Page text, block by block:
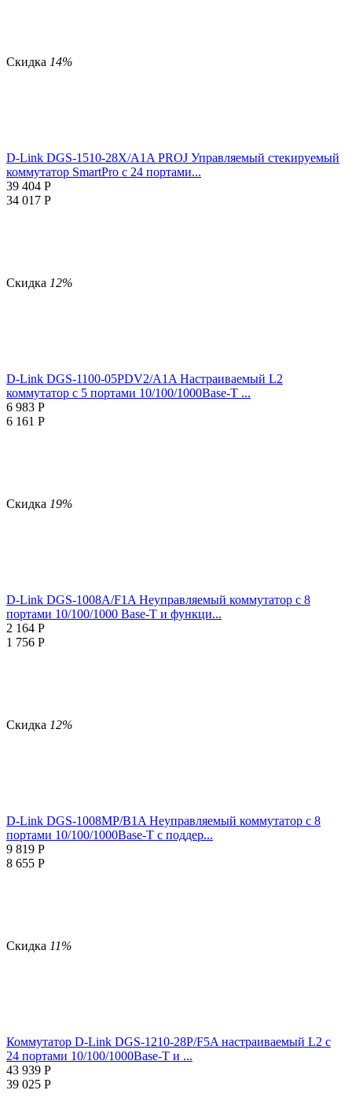
Скидка 14%
D-Link DGS-1510-28X/A1A PROJ Управляемый стекируемый
коммутатор SmartPro с 24 портами...
39 404 Р
34 017 Р
Скидка 12%
D-Link DGS-1100-05PDV2/A1A Настраиваемый L2
коммутатор с 5 портами 10/100/1000Base-T ...
6 983 Р
6 161 Р
Скидка 19%
D-Link DGS-1008A/F1A Неуправляемый коммутатор с 8
портами 10/100/1000 Base-T и функци...
2 164 Р
1 756 Р
Скидка 12%
D-Link DGS-1008MP/B1A Неуправляемый коммутатор с 8
портами 10/100/1000Base-T с поддер...
9 819 Р
8 655 Р
Скидка 11%
Коммутатор D-Link DGS-1210-28P/F5A настраиваемый L2 с
24 портами 10/100/1000Base-T и ...
43 939 Р
39 025 Р